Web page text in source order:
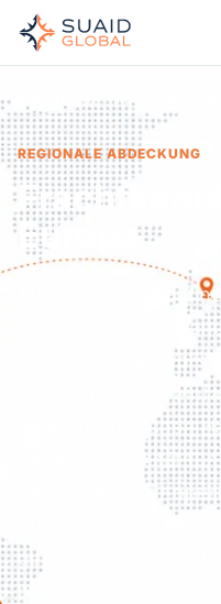
Startseite Abdeckung
REGIONALE ABDECKUNG
Europa
Europa ist ein
hochintegrierter
fragmentierten
Binnenmarkt
innereuropäischen
neue Komplexität
geschaffen. Wir
europäischen
gesamten Kontinent
bis zu mediterranen